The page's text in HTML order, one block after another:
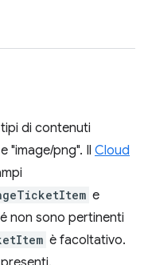
di contenuti
"image/png". Il Cloud
e
non sono pertinenti
è facoltativo.